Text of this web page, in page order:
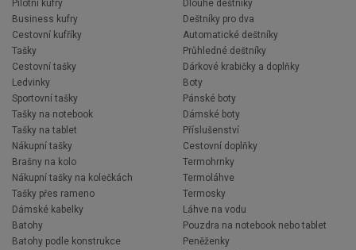
Pilotní kufry
Business kufry
Cestovní kufříky
Tašky
Cestovní tašky
Ledvinky
Sportovní tašky
Tašky na notebook
Tašky na tablet
Nákupní tašky
Brašny na kolo
Nákupní tašky na kolečkách
Tašky přes rameno
Dámské kabelky
Batohy
Batohy podle konstrukce
Dlouhé deštníky
Deštníky pro dva
Automatické deštníky
Průhledné deštníky
Dárkové krabičky a doplňky
Boty
Pánské boty
Dámské boty
Příslušenství
Cestovní doplňky
Termohrnky
Termoláhve
Termosky
Láhve na vodu
Pouzdra na notebook nebo tablet
Peněženky